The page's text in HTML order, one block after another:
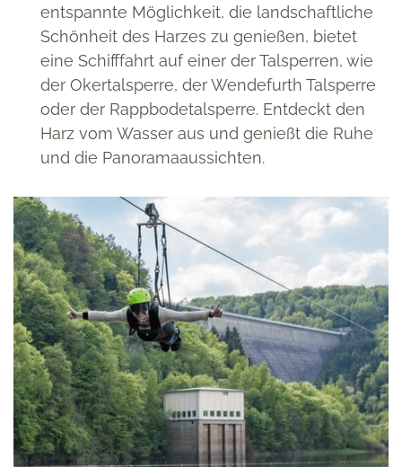
entspannte Möglichkeit, die landschaftliche
Schönheit des Harzes zu genießen, bietet
eine Schifffahrt auf einer der Talsperren, wie
der Okertalsperre, der Wendefurth Talsperre
oder der Rappbodetalsperre. Entdeckt den
Harz vom Wasser aus und genießt die Ruhe
und die Panoramaaussichten.